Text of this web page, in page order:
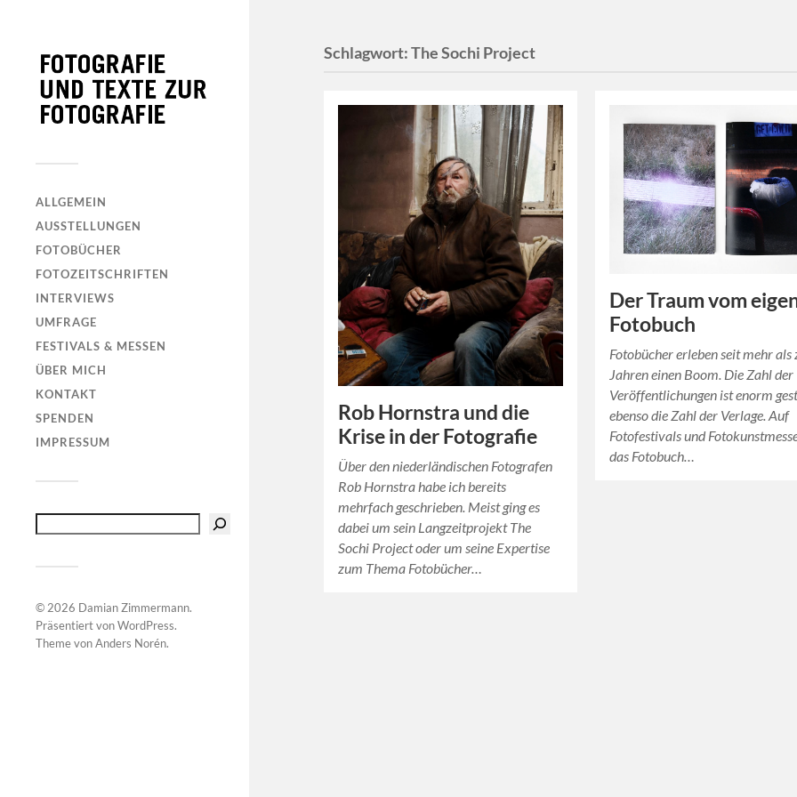
ALLGEMEIN
AUSSTELLUNGEN
FOTOBÜCHER
FOTOZEITSCHRIFTEN
INTERVIEWS
UMFRAGE
FESTIVALS & MESSEN
ÜBER MICH
KONTAKT
SPENDEN
IMPRESSUM
© 2026 Damian Zimmermann.
Präsentiert vonWordPress.
Theme vonAnders Norén.
Schlagwort:The Sochi Project
Rob Hornstra und die
Krise in der Fotografie
Über den niederländischen Fotografen
Rob Hornstra habe ich bereits
mehrfach geschrieben. Meist ging es
dabei um sein Langzeitprojekt The
Sochi Project oder um seine Expertise
zum Thema Fotobücher…
Der Traum vom
Fotobuch
Fotobücher erleben seit mehr als
Jahren einen Boom. Die Zahl der
Veröffentlichungen ist enorm
ebenso die Zahl der Verlage. Auf
Fotofestivals und
das Fotobuch…